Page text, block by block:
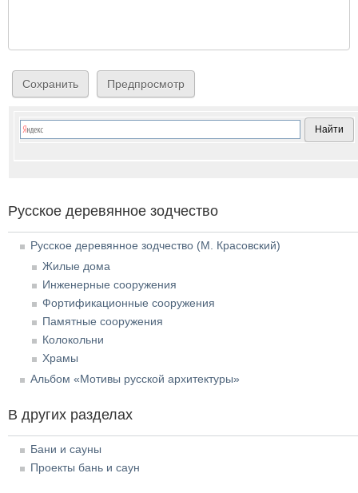
Русское деревянное зодчество
Русское деревянное зодчество (М. Красовский)
Жилые дома
Инженерные сооружения
Фортификационные сооружения
Памятные сооружения
Колокольни
Храмы
Альбом «Мотивы русской архитектуры»
В других разделах
Бани и сауны
Проекты бань и саун